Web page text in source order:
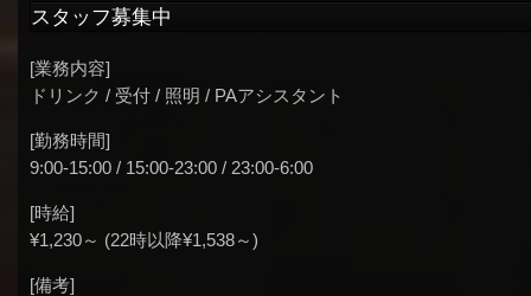
スタッフ募集中
[業務内容]
ドリンク / 受付 / 照明 / PAアシスタント
[勤務時間]
9:00-15:00 / 15:00-23:00 / 23:00-6:00
[時給]
¥1,230～ (22時以降¥1,538～)
[備考]